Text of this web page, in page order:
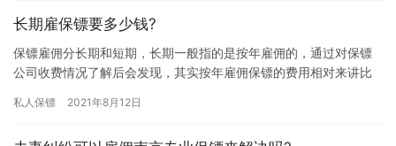
长期雇保镖要多少钱?
保镖雇佣分长期和短期，长期一般指的是按年雇佣的，通过对保镖
公司收费情况了解后会发现，其实按年雇佣保镖的费用相对来讲比
吧。…
私人保镖 2021年8月12日